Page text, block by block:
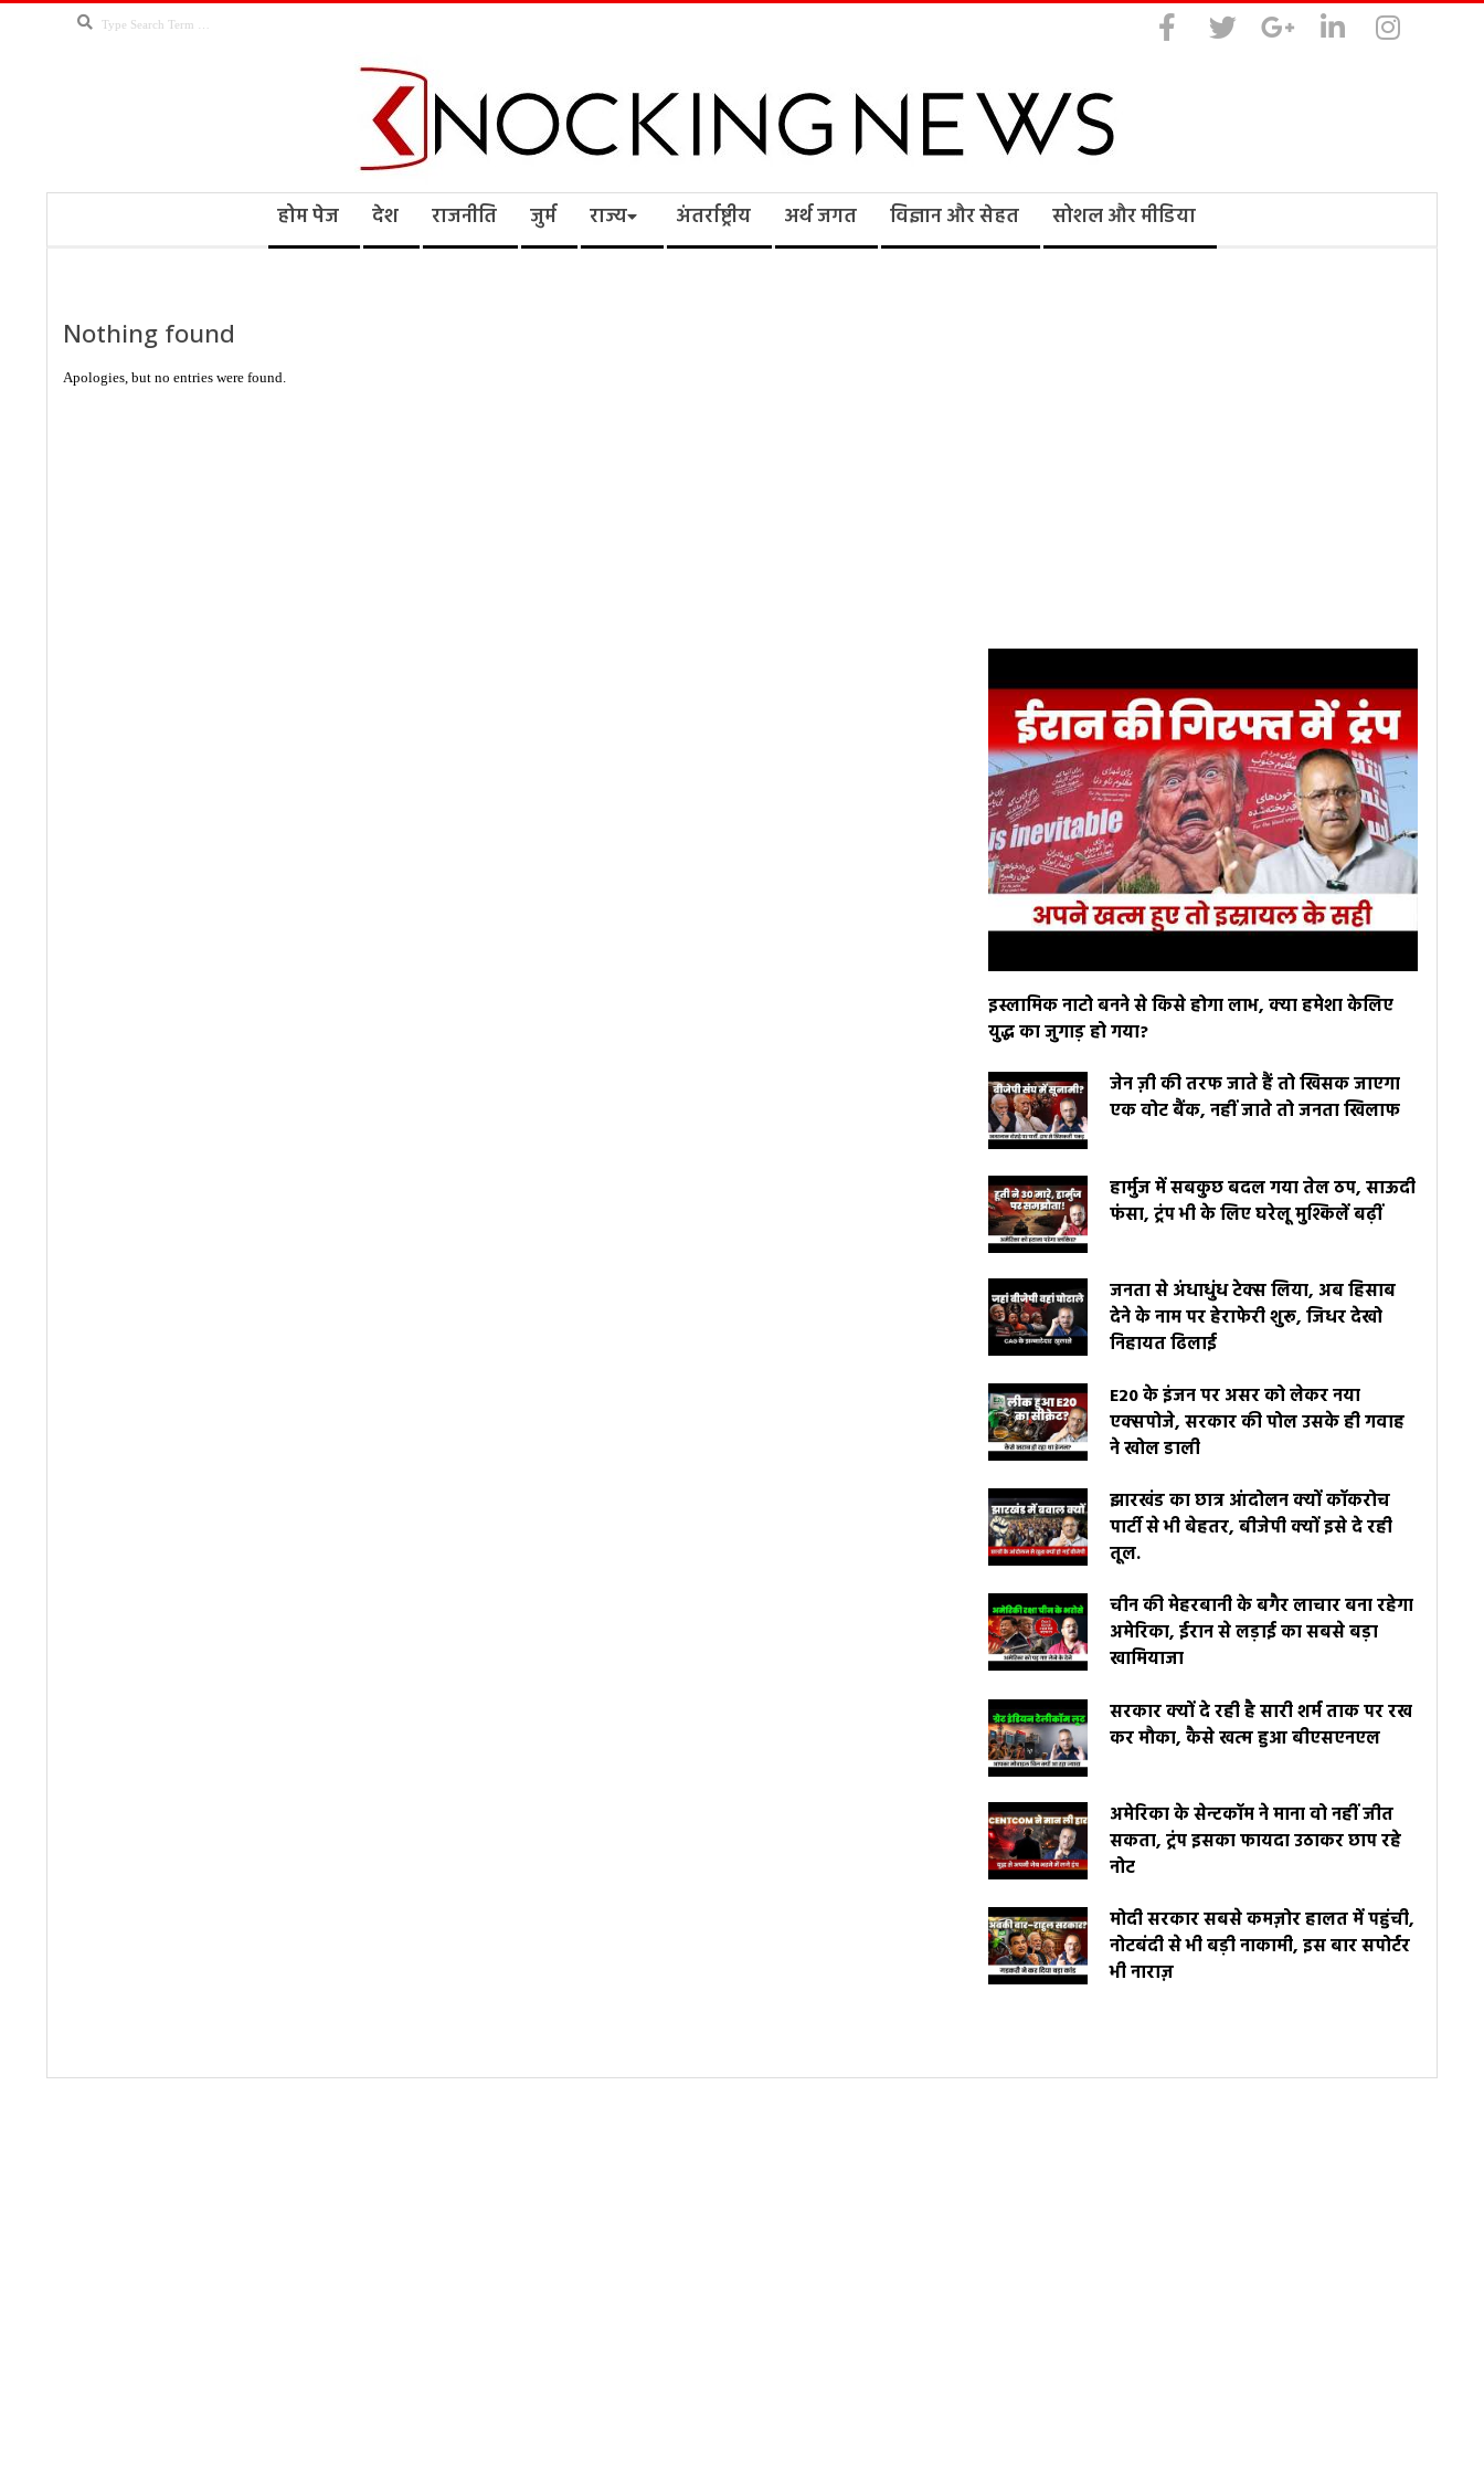
Search
Knocking
होम पेज देश राजनीति जुर्म राज्य अंतर्राष्ट्रीय अर्थ जगत विज्ञान और सेहत सोशल और मीडिया
Nothing found
Apologies, but no entries were found.
इस्लामिक नाटो बनने से किसे होगा लाभ, क्या हमेशा केलिए
युद्ध का जुगाड़ हो गया?
जेन ज़ी की तरफ जाते हैं तो खिसक जाएगा
एक वोट बैंक, नहीं जाते तो जनता खिलाफ
हार्मुज में सबकुछ बदल गया तेल ठप, साऊदी
फंसा, ट्रंप भी के लिए घरेलू मुश्किलें बढ़ीं
जनता से अंधाधुंध टेक्स लिया, अब हिसाब
देने के नाम पर हेराफेरी शुरू, जिधर देखो
निहायत ढिलाई
E20 के इंजन पर असर को लेकर नया
एक्सपोजे, सरकार की पोल उसके ही गवाह
ने खोल डाली
झारखंड का छात्र आंदोलन क्यों कॉकरोच
पार्टी से भी बेहतर, बीजेपी क्यों इसे दे रही
तूल.
चीन की मेहरबानी के बगैर लाचार बना रहेगा
अमेरिका, ईरान से लड़ाई का सबसे बड़ा
खामियाजा
सरकार क्यों दे रही है सारी शर्म ताक पर रख
कर मौका, कैसे खत्म हुआ बीएसएनएल
अमेरिका के सेन्टकॉम ने माना वो नहीं जीत
सकता, ट्रंप इसका फायदा उठाकर छाप रहे
नोट
मोदी सरकार सबसे कमज़ोर हालत में पहुंची,
नोटबंदी से भी बड़ी नाकामी, इस बार सपोर्टर
भी नाराज़